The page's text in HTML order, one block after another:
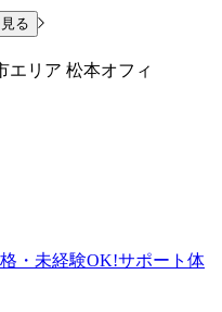
る
エリア 松本オフィ
・未経験OK!サポート体